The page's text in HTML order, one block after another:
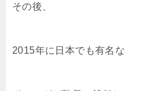
その後、
2015年に日本でも有名な